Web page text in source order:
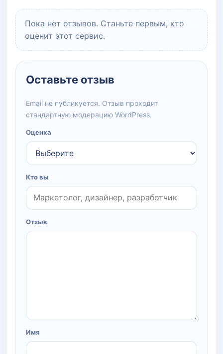
Пока нет отзывов. Станьте первым, кто
оценит этот сервис.
Оставьте отзыв
Email не публикуется. Отзыв проходит
стандартную модерацию WordPress.
Оценка
Кто вы
Отзыв
Имя